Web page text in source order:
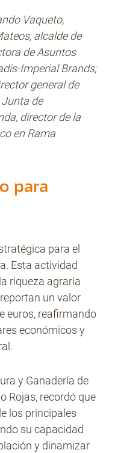
Vaqueto,
alcalde de
de Asuntos
Imperial Brands;
general de
de
director de la
en Rama
para
para el
Esta actividad
riqueza agraria
un valor
euros, reafirmando
económicos y
y Ganadería de
Rojas, recordó que
los principales
su capacidad
y dinamizar